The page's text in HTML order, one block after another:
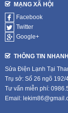
MẠNG XÃ HỘI
Facebook
Twitter
Google+
THÔNG TIN NHANH
Sửa Điện Lạnh Tại
Trụ sở: Số 26 ngõ
Tư vấn miễn phí:
Email: